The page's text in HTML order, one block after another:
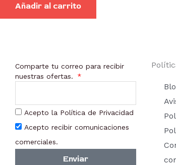
Añadir al carrito
Comparte tu correo para recibir
nuestras ofertas.
Acepto la Política de Privacidad
Acepto recibir comunicaciones
comerciales.
Enviar